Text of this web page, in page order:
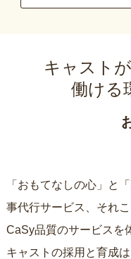
キャスト
働ける
「おもてなしの心」と
事代行サービス、それ
CaSy品質のサービスを
キャストの採用と育成は